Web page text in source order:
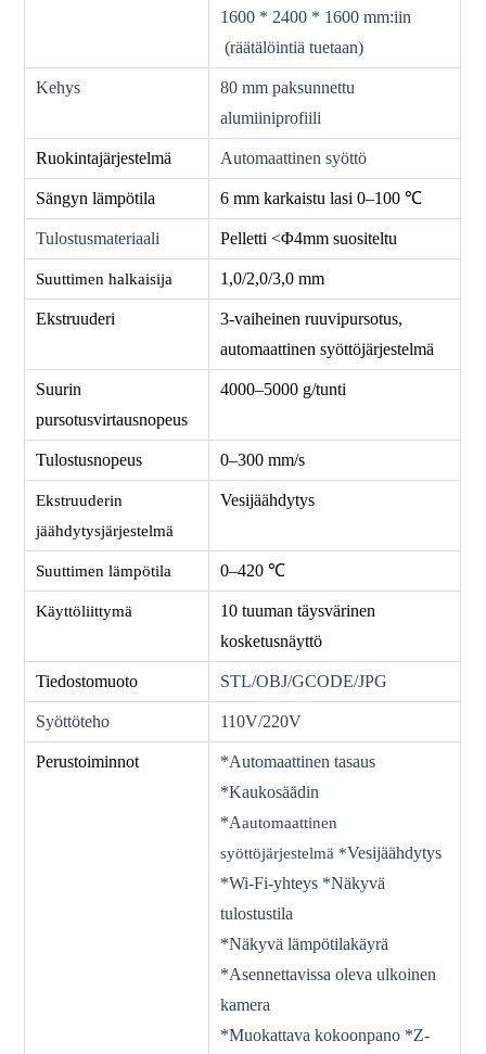
1600 * 2400 * 1600 mm:iin
(räätälöintiä tuetaan)
Kehys
80 mm paksunnettu
alumiiniprofiili
Ruokintajärjestelmä Automaattinen syöttö
Sängyn lämpötila 6 mm karkaistu lasi 0–100 ℃
Tulostusmateriaali Pelletti <Φ4mm suositeltu
Suuttimen halkaisija 1,0/2,0/3,0 mm
Ekstruuderi
3-vaiheinen ruuvipursotus,
automaattinen syöttöjärjestelmä
Suurin
pursotusvirtausnopeus
4000–5000 g/tunti
Tulostusnopeus 0–300 mm/s
Ekstruuderin
jäähdytysjärjestelmä
Vesijäähdytys
Suuttimen lämpötila 0–420 ℃
Käyttöliittymä
10 tuuman täysvärinen
kosketusnäyttö
Tiedostomuoto STL/OBJ/GCODE/JPG
Syöttöteho 110V/220V
Perustoiminnot
*Automaattinen tasaus
*Kaukosäädin
*Aautomaattinen
syöttöjärjestelmä *Vesijäähdytys
*Wi-Fi-yhteys *Näkyvä
tulostustila
*Näkyvä lämpötilakäyrä
*Asennettavissa oleva ulkoinen
kamera
*Muokattava kokoonpano *Z-